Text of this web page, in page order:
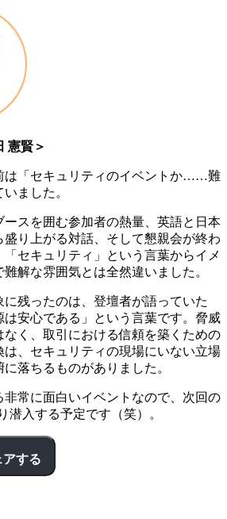
賢＞
は「セキュリティのイベントか……難
ました。
ースを囲む参加者の熱量、英語と日本
り上がる対話、そして懇親会が終わ
セキュリティ」という言葉からイメ
解な雰囲気とは全然違いました。
残ったのは、登壇者が語っていた
は安心である」という言葉です。脅威
く、取引における信頼を築くための
、セキュリティの現場にいない立場
落ちるものがありました。
常に面白いイベントなので、次回の
潜入する予定です（笑）。
アする